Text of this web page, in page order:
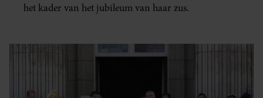
het kader van het jubileum van haar zus.